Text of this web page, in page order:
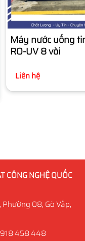
Máy nước uống
RO-UV 8 vòi
Liên hệ
CÔNG NGHỆ QUỐC
08, Gò Vấp,
458 448